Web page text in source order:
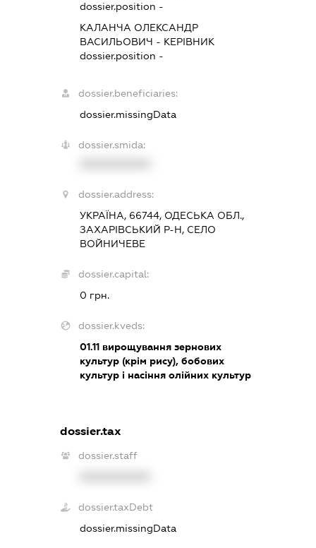
dossier.position -
КАЛАНЧА ОЛЕКСАНДР
ВАСИЛЬОВИЧ - КЕРІВНИК
dossier.position -
dossier.beneficiaries:
dossier.missingData
dossier.smida:
dossier.address:
УКРАЇНА, 66744, ОДЕСЬКА ОБЛ.,
ЗАХАРІВСЬКИЙ Р-Н, СЕЛО
ВОЙНИЧЕВЕ
dossier.capital:
0 грн.
dossier.kveds:
01.11вирощування зернових
культур (крім рису), бобових
культур і насіння олійних культур
dossier.tax
dossier.staff
dossier.taxDebt
dossier.missingData